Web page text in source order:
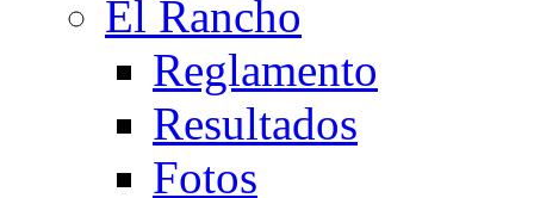
El Rancho
Reglamento
Resultados
Fotos